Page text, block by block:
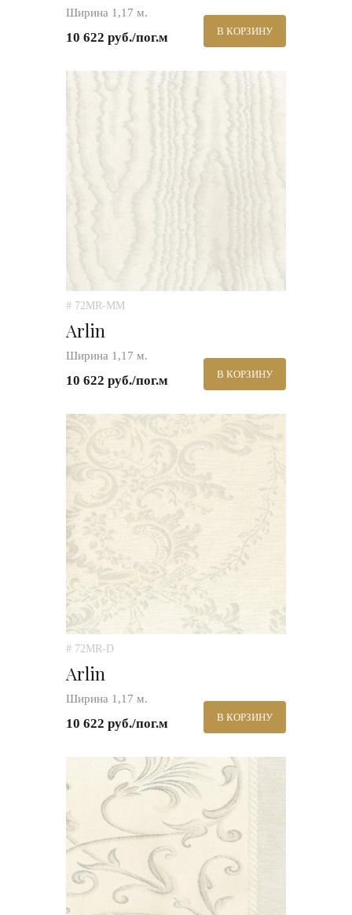
Ширина 1,17 м.
10 622 руб./пог.м В КОРЗИНУ
# 72MR-MM
Arlin
Ширина 1,17 м.
10 622 руб./пог.м В КОРЗИНУ
# 72MR-D
Arlin
Ширина 1,17 м.
10 622 руб./пог.м В КОРЗИНУ